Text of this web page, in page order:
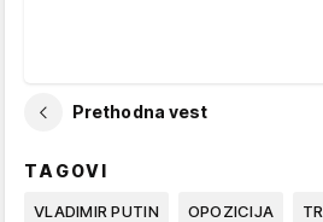
Prethodna vest
TAGOVI
VLADIMIR PUTIN OPOZICIJA